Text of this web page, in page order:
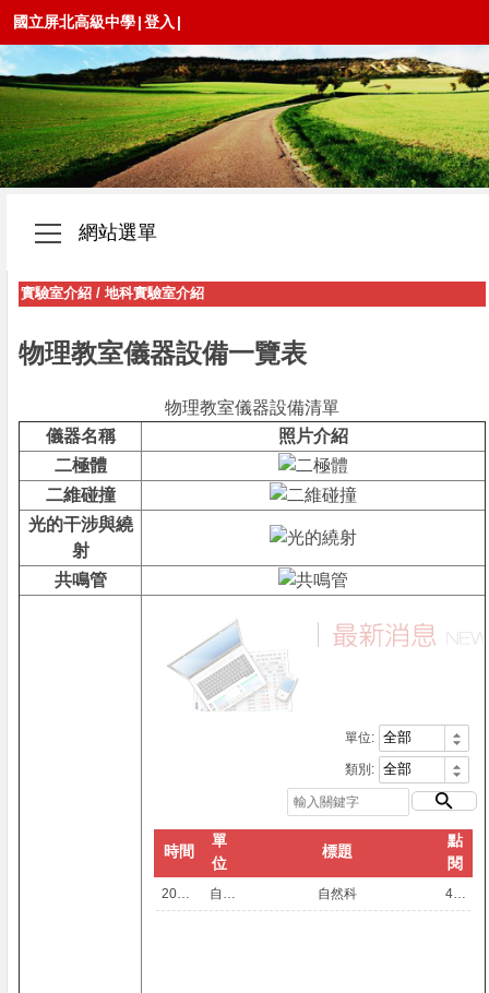
國立屏北高級中學|登入 |
網站選單
實驗室介紹 / 地科實驗室介紹
物理教室儀器設備一覽表
物理教室儀器設備清單
儀器名稱
照片介紹
二極體
二維碰撞
光的干涉與繞
射
共鳴管
單位:
類別:
時間
單
位
標題
點
閱
自然科